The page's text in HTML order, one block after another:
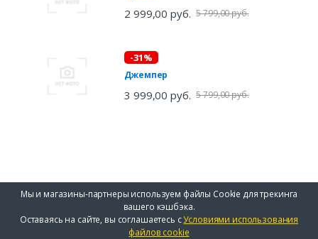
2 999,00 руб. 5 799,00 руб.
-31%
Джемпер
3 999,00 руб. 5 799,00 руб.
Мы и магазины-партнеры используем файлы Cookie для трекинга
вашего кэшбэка.
Оставаясь на сайте, вы соглашаетесь сУсловиями использования
файлов cookie